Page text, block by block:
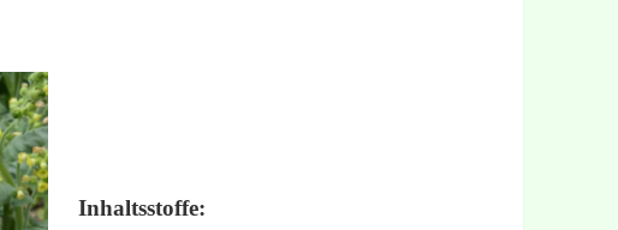
Inhaltsstoffe: